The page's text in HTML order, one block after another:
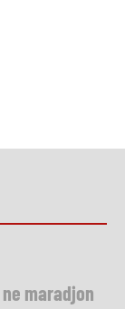
ne maradjon